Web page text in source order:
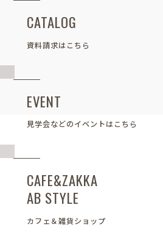
CATALOG
資料請求はこちら
EVENT
見学会などのイベントはこちら
CAFE&ZAKKA
AB STYLE
カフェ＆雑貨ショップ